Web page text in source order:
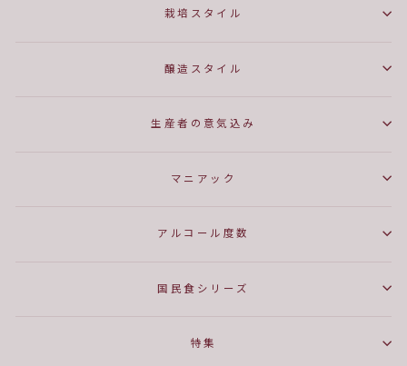
栽培スタイル
醸造スタイル
生産者の意気込み
マニアック
アルコール度数
国民食シリーズ
特集